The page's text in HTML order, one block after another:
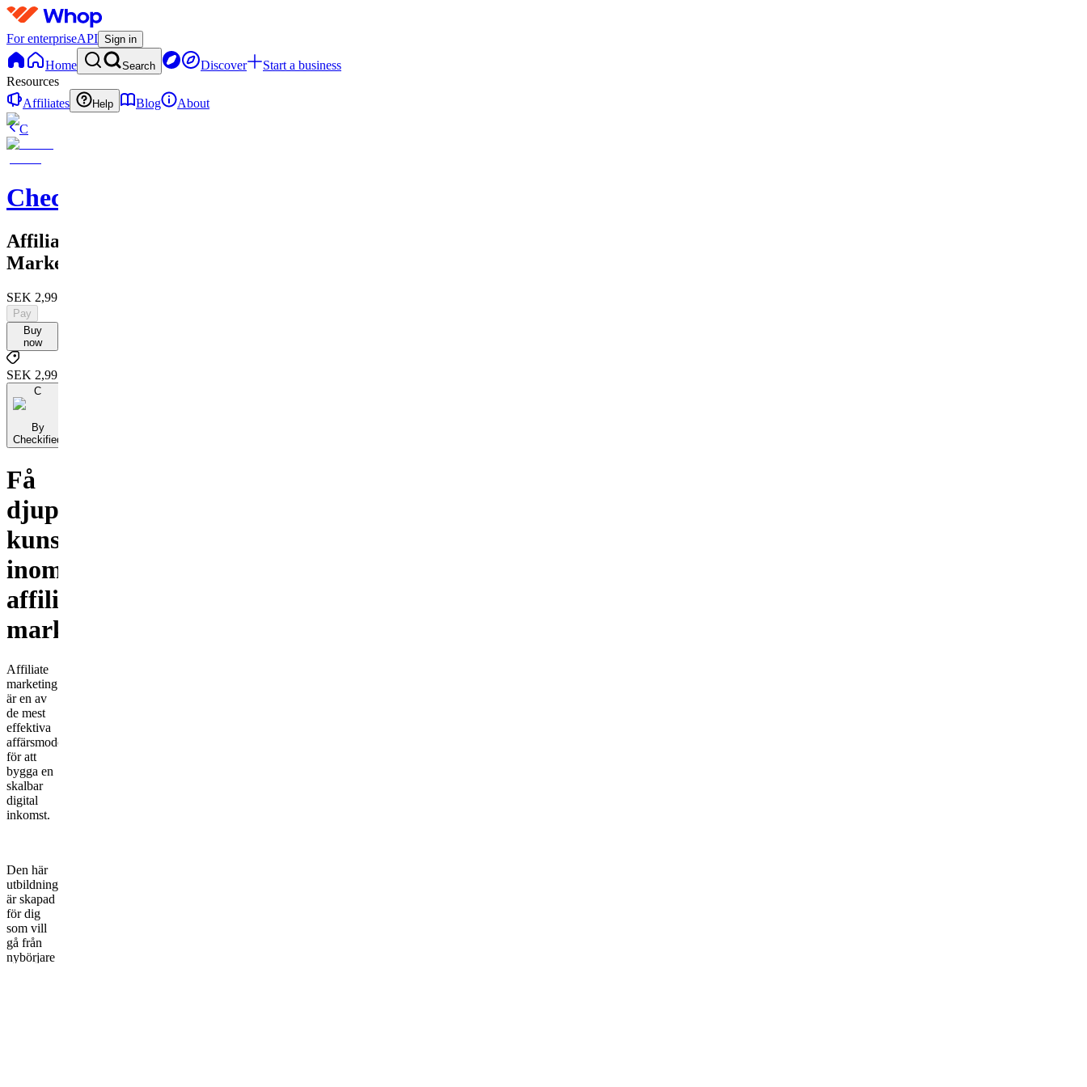
For enterpriseAPI Sign in
Home Search Discover
Start a business
Resources
Affiliates
Help Blog
About
C
Checkified
Affiliate
Marketing
SEK 2,995
Pay
Buy
now
SEK 2,995
C
By
Checkified
Få
djupgående
kunskap
inom
affiliate
marketing
Affiliate
marketing
är en av
de mest
effektiva
affärsmodellerna
för att
bygga en
skalbar
digital
inkomst.
Den här
utbildningen
är skapad
för dig
som vill
gå från
nybörjare